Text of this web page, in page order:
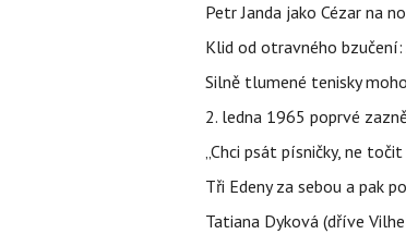
Petr Janda jako Cézar na
Klid od otravného
Silně tlumené tenisky
2. ledna 1965 poprvé
„Chci psát písničky, ne
Tři Edeny za sebou a pak
Tatiana Dyková (dříve